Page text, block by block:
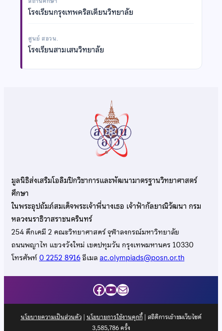
โรงเรียนกรุงเทพคริสเตียนวิทยาลัย
ศูนย์ สอวน.
โรงเรียนสามเสนวิทยาลัย
มูลนิธิส่งเสริมโอลิมปิกวิชาการและพัฒนามาตรฐานวิทยาศาสตร์
ศึกษา
ในพระอุปถัมภ์สมเด็จพระเจ้าพี่นางเธอ เจ้าฟ้ากัลยาณิวัฒนา กรม
หลวงนราธิวาสราชนครินทร์
254 ตึกเคมี 2 คณะวิทยาศาสตร์ จุฬาลงกรณ์มหาวิทยาลัย
ถนนพญาไท แขวงวังใหม่ เขตปทุมวัน กรุงเทพมหานคร 10330
โทรศัพท์0 2252 8916อีเมลac.olympiads@posn.or.th
Facebook
YouTube
Mail
นโยบายความเป็นส่วนตัว| นโยบายการใช้งานคุกกี้| สถิติการเข้าชมเว็บไซต์
3,585,786ครั้ง